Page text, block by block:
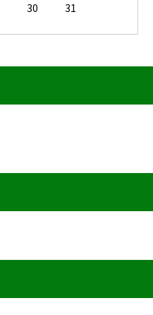
30 31